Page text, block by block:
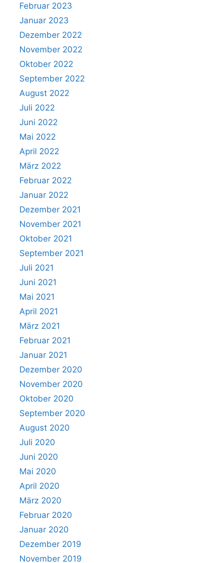
Februar 2023
Januar 2023
Dezember 2022
November 2022
Oktober 2022
September 2022
August 2022
Juli 2022
Juni 2022
Mai 2022
April 2022
März 2022
Februar 2022
Januar 2022
Dezember 2021
November 2021
Oktober 2021
September 2021
Juli 2021
Juni 2021
Mai 2021
April 2021
März 2021
Februar 2021
Januar 2021
Dezember 2020
November 2020
Oktober 2020
September 2020
August 2020
Juli 2020
Juni 2020
Mai 2020
April 2020
März 2020
Februar 2020
Januar 2020
Dezember 2019
November 2019